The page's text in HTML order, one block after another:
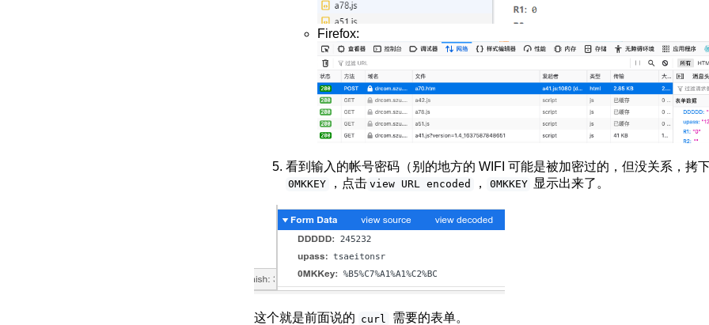
Firefox:
看到输入的帐号密码（别的地方的 WIFI 可能是被加密过的，但没关系，拷
0MKKEY ，点击 view URL encoded ， 0MKKEY 显示出来了。
这个就是前面说的 curl 需要的表单。